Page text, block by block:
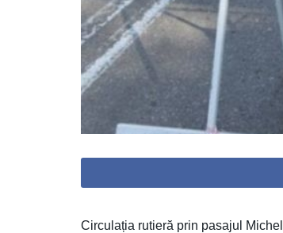
Circulația rutieră prin pasajul